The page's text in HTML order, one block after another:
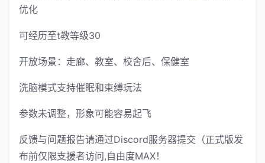
优化
可经历至t教等级30
开放场景：走廊、教室、校舍后、保健室
洗脑模式支持催眠和束缚玩法
参数未调整，形象可能容易起飞
反馈与问题报告请通过Discord服务器提交（正式版发
布前仅限支援者访问,自由度MAX！